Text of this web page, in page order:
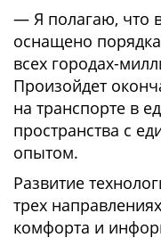
— Я полагаю, что в
оснащено
всех городах-
Произойдет
на транспорте в
пространства с
опытом.
Развитие
трех
комфорта и